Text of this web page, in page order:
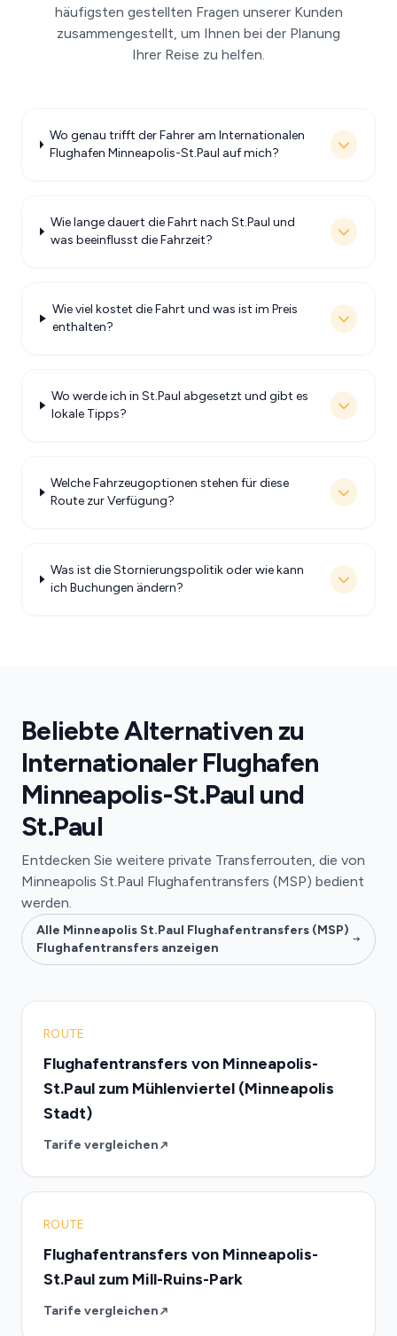
häufigsten gestellten Fragen unserer Kunden
zusammengestellt, um Ihnen bei der Planung
Ihrer Reise zu helfen.
Wo genau trifft der Fahrer am Internationalen
Flughafen Minneapolis-St.Paul auf mich?
Wie lange dauert die Fahrt nach St.Paul und
was beeinflusst die Fahrzeit?
Wie viel kostet die Fahrt und was ist im Preis
enthalten?
Wo werde ich in St.Paul abgesetzt und gibt es
lokale Tipps?
Welche Fahrzeugoptionen stehen für diese
Route zur Verfügung?
Was ist die Stornierungspolitik oder wie kann
ich Buchungen ändern?
Beliebte Alternativen zu
Internationaler Flughafen
Minneapolis-St.Paul und
St.Paul
Entdecken Sie weitere private Transferrouten, die von
Minneapolis St.Paul Flughafentransfers (MSP) bedient
werden.
Alle Minneapolis St.Paul Flughafentransfers (MSP)
Flughafentransfers anzeigen
ROUTE
Flughafentransfers von Minneapolis-
St.Paul zum Mühlenviertel (Minneapolis
Stadt)
Tarife vergleichen
ROUTE
Flughafentransfers von Minneapolis-
St.Paul zum Mill-Ruins-Park
Tarife vergleichen